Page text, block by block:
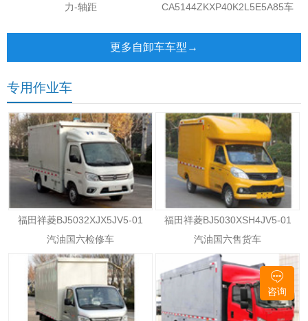
力-轴距
CA5144ZKXP40K2L5E5A85车
更多自卸车车型→
专用作业车
福田祥菱BJ5032XJX5JV5-01
汽油国六检修车
福田祥菱BJ5030XSH4JV5-01
汽油国六售货车
咨询